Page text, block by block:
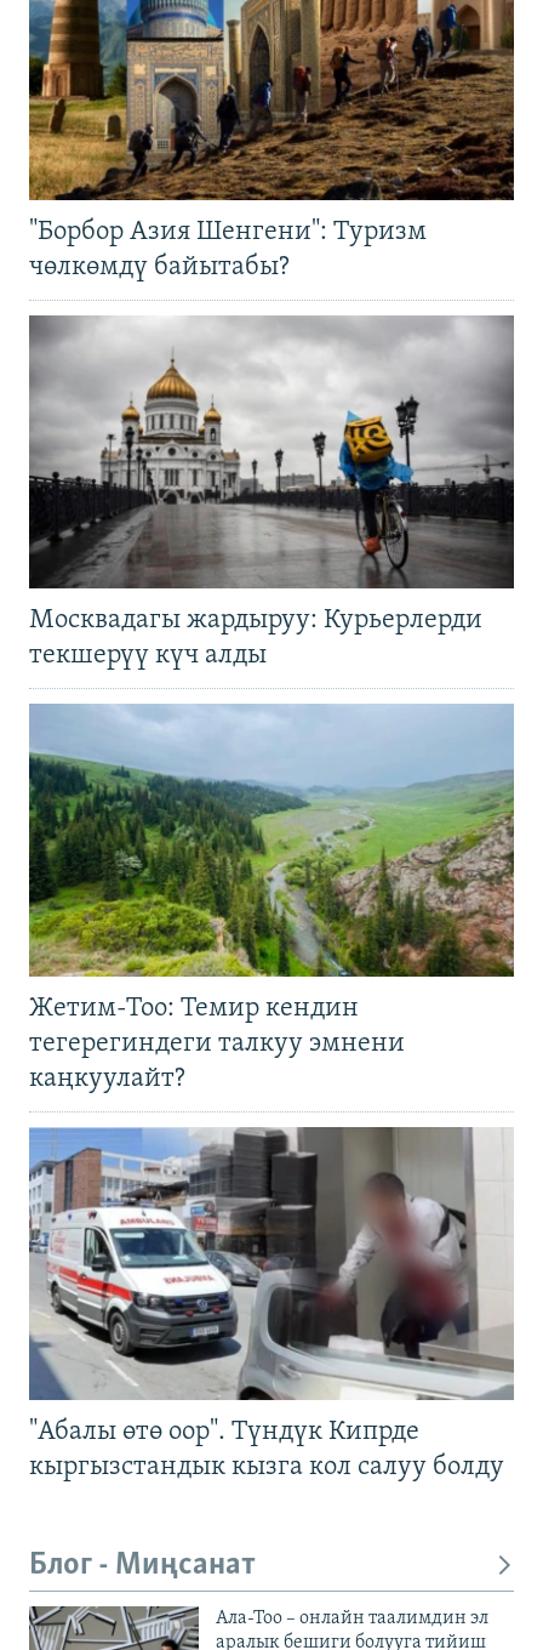
"Борбор Азия Шенгени": Туризм
чөлкөмдү байытабы?
Москвадагы жардыруу: Курьерлерди
текшерүү күч алды
Жетим-Тоо: Темир кендин
тегерегиндеги талкуу эмнени
каңкуулайт?
"Абалы өтө оор". Түндүк Кипрде
кыргызстандык кызга кол салуу болду
Блог - Миңсанат
Ала-Тоо – онлайн таалимдин эл
аралык бешиги болууга тийиш